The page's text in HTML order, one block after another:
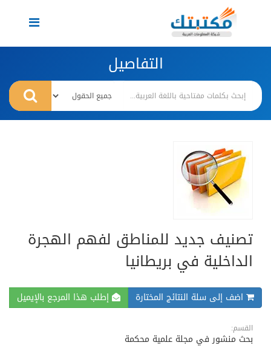
Toggle
navigation
التفاصيل
تصنيف جديد للمناطق لفهم الهجرة
الداخلية في بريطانيا
اضف إلى سلة النتائج المختارة إطلب هذا المرجع بالإيميل
القسم:
بحث منشور في مجلة علمية محكمة